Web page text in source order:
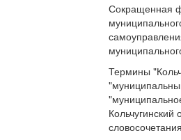
Сокращенная
Термины